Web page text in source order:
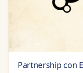
Partnership con